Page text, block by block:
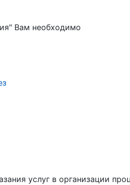
Вам необходимо
услуг в организации